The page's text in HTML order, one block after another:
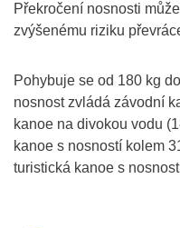
Překročení nosnosti
zvýšenému riziku
Pohybuje se od 180 kg
nosnost zvládá závodní
kanoe na divokou vodu
kanoe s nosností kolem
turistická kanoe s